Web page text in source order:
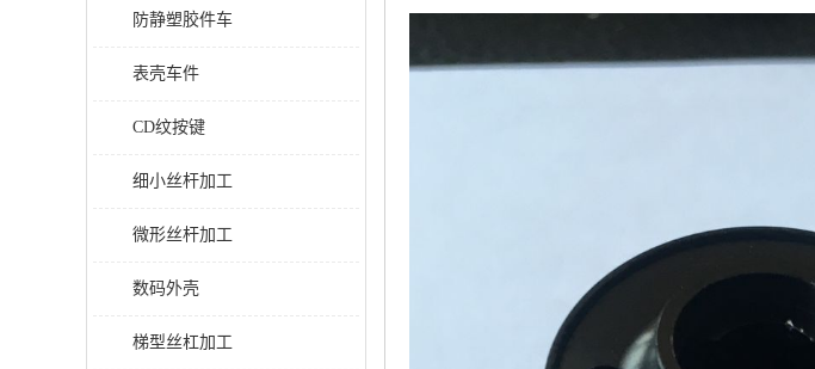
防静塑胶件车
表壳车件
CD纹按键
细小丝杆加工
微形丝杆加工
数码外壳
梯型丝杠加工